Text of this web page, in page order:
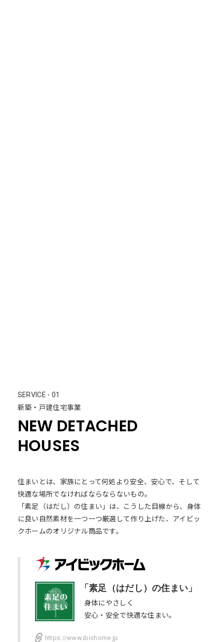
SERVICE - 01
新築・戸建住宅事業
NEW DETACHED
HOUSES
住まいとは、家族にとって何処より安全、安心で、そして
快適な場所でなければならならないもの。
「素足（はだし）の住まい」は、こうした目線から、身体
に良い自然素材を一つ一つ厳選して作り上げた、アイビッ
クホームのオリジナル商品です。
「素足（はだし）の住まい」
身体にやさしく
安心・安全で快適な住まい。
https://www.ibichome.jp